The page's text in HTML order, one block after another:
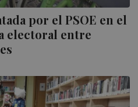
por el PSOE en el
electoral entre